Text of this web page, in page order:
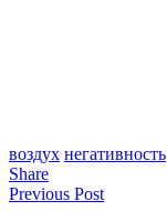
воздух негативность
Share
Previous Post